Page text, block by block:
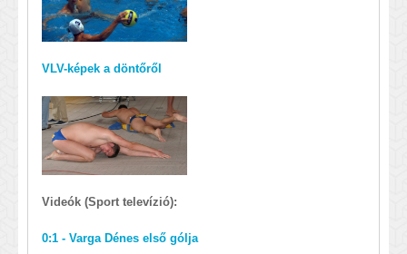
VLV-képek a döntőről
Videók (Sport televízió):
0:1 - Varga Dénes első gólja